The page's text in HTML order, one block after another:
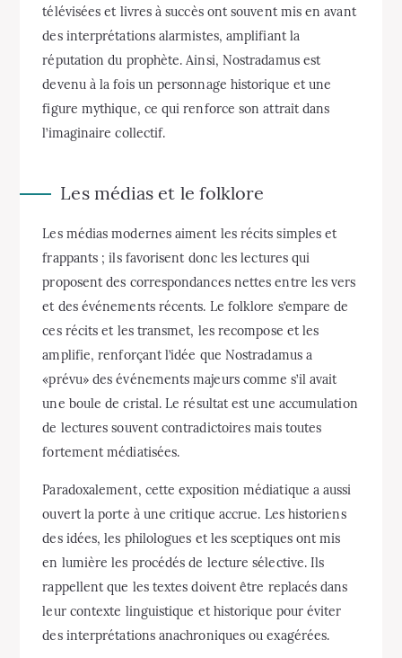
télévisées et livres à succès ont souvent mis en avant
des interprétations alarmistes, amplifiant la
réputation du prophète. Ainsi, Nostradamus est
devenu à la fois un personnage historique et une
figure mythique, ce qui renforce son attrait dans
l’imaginaire collectif.
Les médias et le folklore
Les médias modernes aiment les récits simples et
frappants ; ils favorisent donc les lectures qui
proposent des correspondances nettes entre les vers
et des événements récents. Le folklore s’empare de
ces récits et les transmet, les recompose et les
amplifie, renforçant l’idée que Nostradamus a
«prévu» des événements majeurs comme s’il avait
une boule de cristal. Le résultat est une accumulation
de lectures souvent contradictoires mais toutes
fortement médiatisées.
Paradoxalement, cette exposition médiatique a aussi
ouvert la porte à une critique accrue. Les historiens
des idées, les philologues et les sceptiques ont mis
en lumière les procédés de lecture sélective. Ils
rappellent que les textes doivent être replacés dans
leur contexte linguistique et historique pour éviter
des interprétations anachroniques ou exagérées.